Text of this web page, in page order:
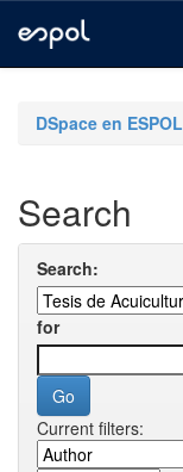
navigationDSpace en ESPOL
Search
Search:
for
Current filters: